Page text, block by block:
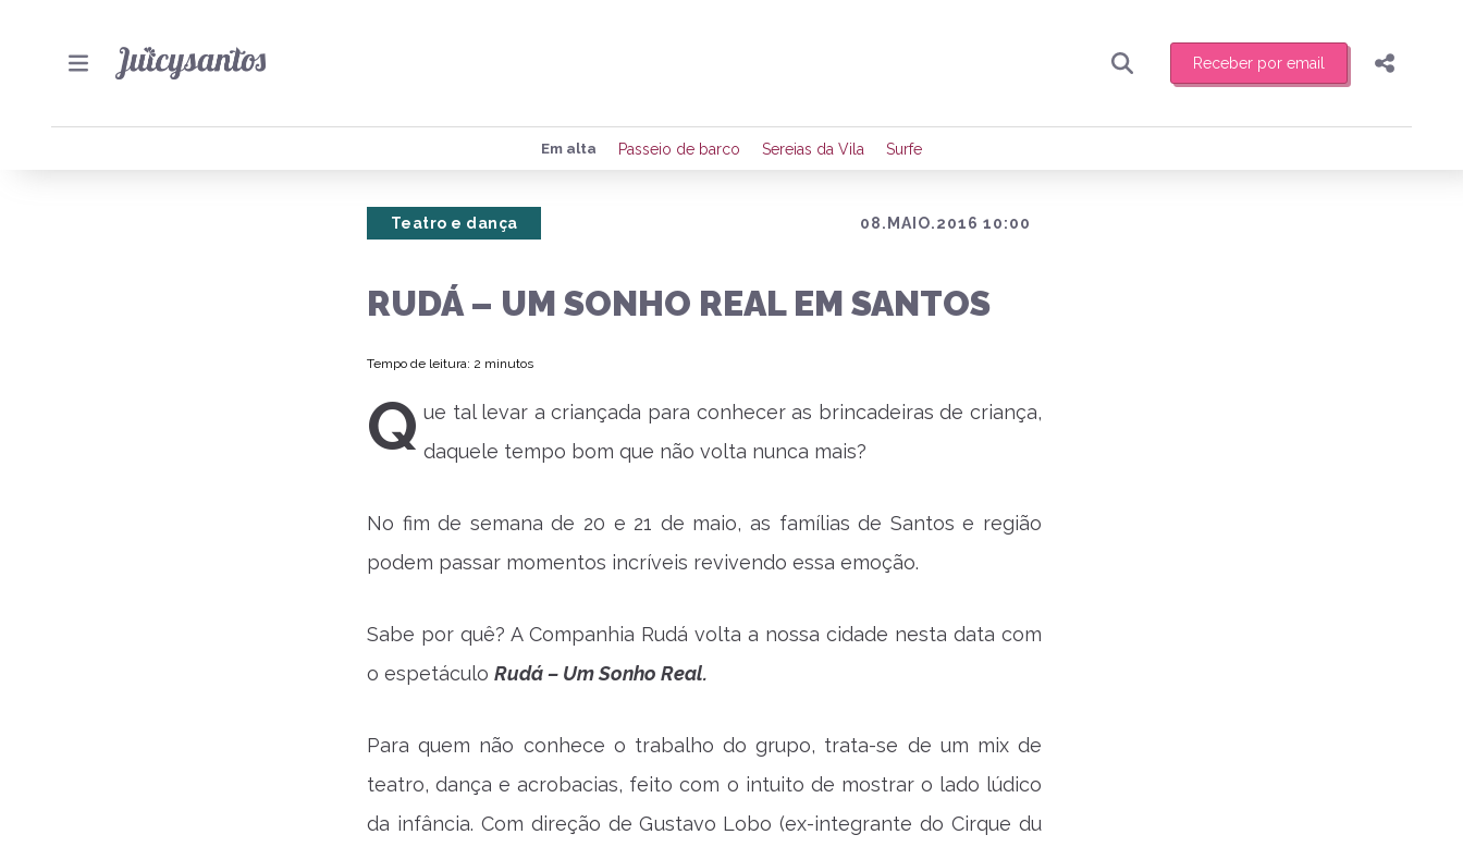
Receber por email
Preencha seus dados para receber toda sexta-feira de manhã o resumo
de eventos e notícias da região.
Compartilhar
Em alta Passeio de barco Sereias da Vila Surfe
08.MAIO.2016 10:00
Teatro e dança
RUDÁ – UM SONHO REAL EM SANTOS
Tempo de leitura: 2 minutos
Q ue tal levar a criançada para conhecer as brincadeiras de criança,
daquele tempo bom que não volta nunca mais?
No fim de semana de 20 e 21 de maio, as famílias de Santos e região
podem passar momentos incríveis revivendo essa emoção.
Sabe por quê? A Companhia Rudá volta a nossa cidade nesta data com
o espetáculo Rudá – Um Sonho Real.
Para quem não conhece o trabalho do grupo, trata-se de um mix de
teatro, dança e acrobacias, feito com o intuito de mostrar o lado lúdico
da infância. Com direção de Gustavo Lobo (ex-integrante do Cirque du